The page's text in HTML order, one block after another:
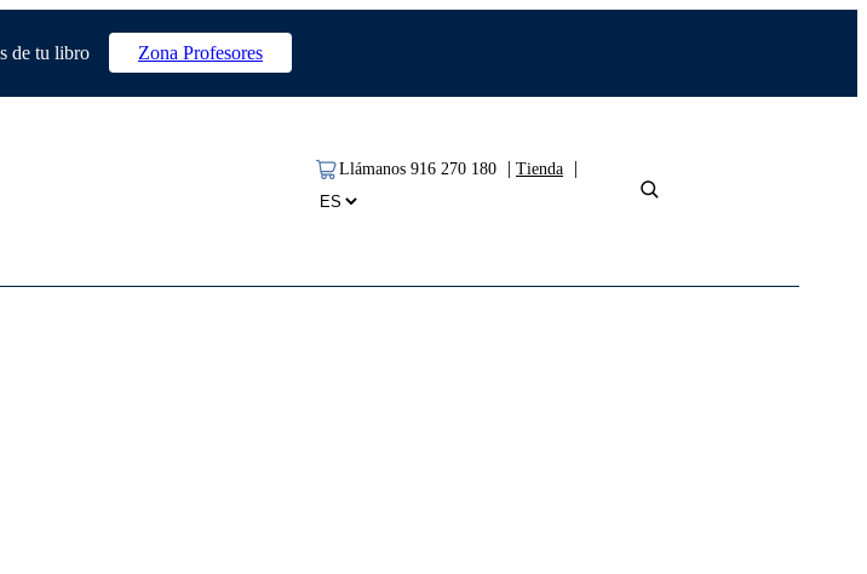
de tu libro Zona Profesores
Llámanos 916 270 180 Tienda